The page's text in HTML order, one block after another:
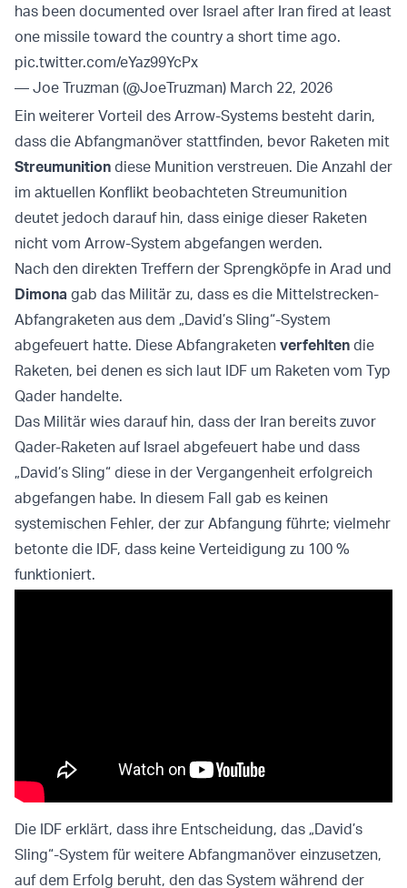
has been documented over Israel after Iran fired at least
one missile toward the country a short time ago.
pic.twitter.com/eYaz99YcPx
— Joe Truzman (@JoeTruzman) March 22, 2026
Ein weiterer Vorteil des Arrow-Systems besteht darin,
dass die Abfangmanöver stattfinden, bevor Raketen mit
Streumunition diese Munition verstreuen. Die Anzahl der
im aktuellen Konflikt beobachteten Streumunition
deutet jedoch darauf hin, dass einige dieser Raketen
nicht vom Arrow-System abgefangen werden.
Nach den direkten Treffern der Sprengköpfe in Arad und
Dimona gab das Militär zu, dass es die Mittelstrecken-
Abfangraketen aus dem „David’s Sling“-System
abgefeuert hatte. Diese Abfangraketen verfehlten die
Raketen, bei denen es sich laut IDF um Raketen vom Typ
Qader handelte.
Das Militär wies darauf hin, dass der Iran bereits zuvor
Qader-Raketen auf Israel abgefeuert habe und dass
„David’s Sling“ diese in der Vergangenheit erfolgreich
abgefangen habe. In diesem Fall gab es keinen
systemischen Fehler, der zur Abfangung führte; vielmehr
betonte die IDF, dass keine Verteidigung zu 100 %
funktioniert.
Die IDF erklärt, dass ihre Entscheidung, das „David’s
Sling“-System für weitere Abfangmanöver einzusetzen,
auf dem Erfolg beruht, den das System während der